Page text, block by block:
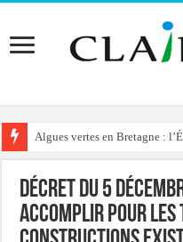
Algues vertes en Bretagne :
Décret du 5
accomplir pour